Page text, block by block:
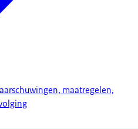
maatregelen,